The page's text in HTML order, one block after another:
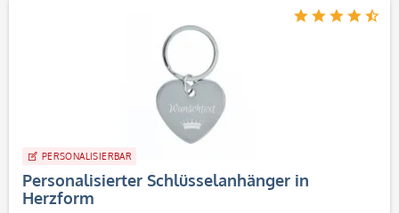
PERSONALISIERBAR
Personalisierter Schlüsselanhänger in
Herzform